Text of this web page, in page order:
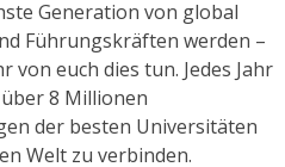
Generation von global
Führungskräften werden –
von euch dies tun. Jedes Jahr
8 Millionen
der besten Universitäten
Welt zu verbinden.